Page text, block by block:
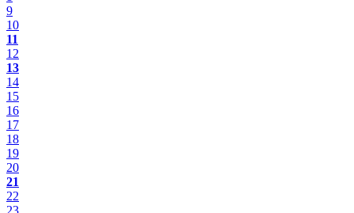
9
10
11
12
13
14
15
16
17
18
19
20
21
22
23